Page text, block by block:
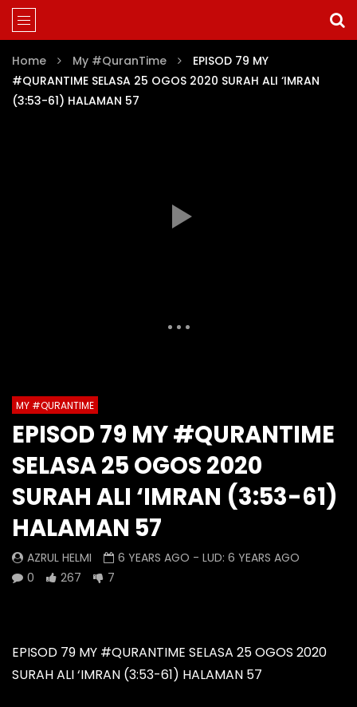
Home My #QuranTime
EPISOD 79 MY
#QURANTIME SELASA 25 OGOS 2020 SURAH ALI ‘IMRAN
(3:53-61) HALAMAN 57
0 Comments
Episod 1335 My #QuranTime
2.0
AZRUL HELMI
9 HOURS AGO - LUD:
4 DAYS AGO
0
0 0
Episod 1334 My
2.0
AZRUL HELMI
1 DAY AGO
- LUD:
8
9
15
16 17 18 19
20
22 23 24 25
27
28
MY #QURANTIME
EPISOD 79 MY #QURANTIME
SELASA 25 OGOS 2020
SURAH ALI ‘IMRAN (3:53-61)
HALAMAN 57
AZRUL HELMI 6 YEARS AGO - LUD: 6 YEARS AGO
0
267 7
EPISOD 79 MY #QURANTIME SELASA 25 OGOS 2020
SURAH ALI ‘IMRAN (3:53-61) HALAMAN 57